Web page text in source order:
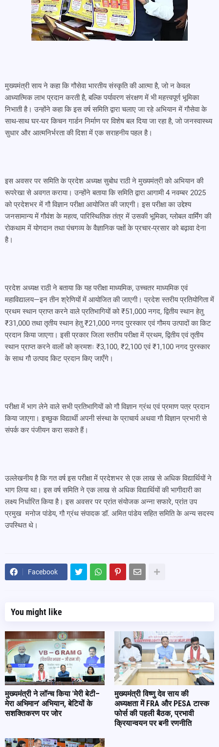
मुख्यमंत्री साय ने कहा कि गौसेवा भारतीय संस्कृति की आत्मा है, जो न केवल
आध्यात्मिक लाभ प्रदान करती है, बल्कि पर्यावरण संरक्षण में भी महत्त्वपूर्ण भूमिका
निभाती है। उन्होंने कहा कि इस वर्ष समिति द्वारा चलाए जा रहे अभियान में गौसेवा के
साथ-साथ घर-घर किचन गार्डन निर्माण पर विशेष बल दिया जा रहा है, जो जनस्वास्थ्य
सुधार और आत्मनिर्भरता की दिशा में एक सराहनीय पहल है।
इस अवसर पर समिति के प्रदेश अध्यक्ष सुबोध राठी ने मुख्यमंत्री को अभियान की
रूपरेखा से अवगत कराया। उन्होंने बताया कि समिति द्वारा आगामी 4 नवम्बर 2025
को प्रदेशभर में गौ विज्ञान परीक्षा आयोजित की जाएगी। इस परीक्षा का उद्देश्य
जनसामान्य में गौवंश के महत्व, पारिस्थितिक तंत्र में उसकी भूमिका, ग्लोबल वार्मिंग की
रोकथाम में योगदान तथा पंचगव्य के वैज्ञानिक पक्षों के प्रचार-प्रसार को बढ़ावा देना
है।
प्रदेश अध्यक्ष राठी ने बताया कि यह परीक्षा माध्यमिक, उच्चतर माध्यमिक एवं
महाविद्यालय—इन तीन श्रेणियों में आयोजित की जाएगी। प्रदेश स्तरीय प्रतियोगिता में
प्रथम स्थान प्राप्त करने वाले प्रतिभागियों को ₹51,000 नगद, द्वितीय स्थान हेतु
₹31,000 तथा तृतीय स्थान हेतु ₹21,000 नगद पुरस्कार एवं गौमय उत्पादों का किट
प्रदान किया जाएगा। इसी प्रकार जिला स्तरीय परीक्षा में प्रथम, द्वितीय एवं तृतीय
स्थान प्राप्त करने वालों को क्रमशः ₹3,100, ₹2,100 एवं ₹1,100 नगद पुरस्कार
के साथ गौ उत्पाद किट प्रदान किए जाएँगे।
परीक्षा में भाग लेने वाले सभी प्रतिभागियों को गौ विज्ञान ग्रंथ एवं प्रमाण पत्र प्रदान
किया जाएगा। इच्छुक विद्यार्थी अपनी संस्था के प्राचार्य अथवा गौ विज्ञान प्रभारी से
संपर्क कर पंजीयन करा सकते हैं।
उल्लेखनीय है कि गत वर्ष इस परीक्षा में प्रदेशभर से एक लाख से अधिक विद्यार्थियों ने
भाग लिया था। इस वर्ष समिति ने एक लाख से अधिक विद्यार्थियों की भागीदारी का
लक्ष्य निर्धारित किया है। इस अवसर पर प्रांत संयोजक अन्ना सफारे, प्रांत उप
प्रमुख मनोज पांडेय, गौ ग्रंथ संपादक डॉ. अमित पांडेय सहित समिति के अन्य सदस्य
उपस्थित थे।
Facebook
You might like
मुख्यमंत्री ने लॉन्च किया 'मेरी बेटी–
मेरा अभिमान' अभियान, बेटियों के
सशक्तिकरण पर जोर
मुख्यमंत्री विष्णु देव साय की
अध्यक्षता में FRA और PESA टास्क
फोर्स की पहली बैठक, प्रभावी
क्रियान्वयन पर बनी रणनीति